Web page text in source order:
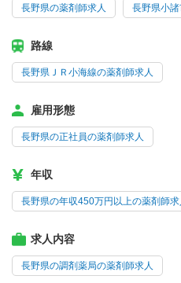
長野県の薬剤師求人 長野県小
路線
長野県ＪＲ小海線の薬剤師求人
雇用形態
長野県の正社員の薬剤師求人
年収
長野県の年収450万円以上の薬剤師求
求人内容
長野県の調剤薬局の薬剤師求人